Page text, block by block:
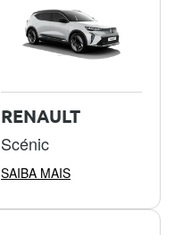
RENAULT
Scénic
SAIBA MAIS